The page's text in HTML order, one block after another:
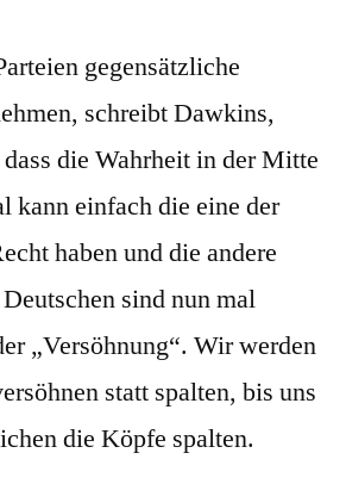
gegensätzliche
schreibt Dawkins,
die Wahrheit in der Mitte
kann einfach die eine der
haben und die andere
sind nun mal
„Versöhnung“. Wir werden
statt spalten, bis uns
die Köpfe spalten.